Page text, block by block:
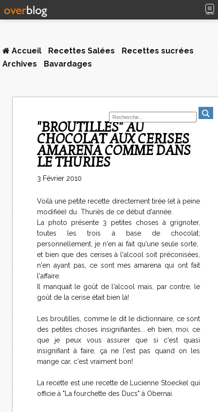
MENU
Accueil Recettes Salées
Recettes sucrées
Archives
Bavardages
"BROUTILLES" AU
CHOCOLAT AUX CERISES
AMARENA COMME DANS
LE THURIES
3 Février 2010
Voilà une petite recette directement tirée (et à peine
modifiée) du Thuriès de ce début d'année.
La photo présente 3 petites choses à grignoter,
toutes les trois à base de chocolat;
personnellement, je n'en ai fait qu'une seule sorte,
et bien que des cerises à l'alcool soit préconisées,
n'en ayant pas, ce sont mes amarena qui ont fait
l'affaire.
Il manquait le goût de l'alcool mais, par contre, le
goût de la cerise était bien là!
Les broutilles, comme le dit le dictionnaire, ce sont
des petites choses insignifiantes... eh bien, moi, ce
que je peux vous assurer que si c'est quasi
insignifiant à faire, ça ne l'est pas quand on les
mange car, c'est vraiment bon!
La recette est une recette de Lucienne Stoeckel qui
officie à "La fourchette des Ducs" à Obernai.